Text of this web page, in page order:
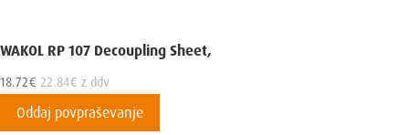
WAKOL RP 107 Decoupling Sheet,
18.72€ 22.84€ z ddv
Oddaj povpraševanje